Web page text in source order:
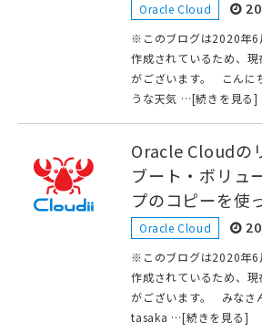
Oracle Cloud
※このブログは2020年6
作成されているため、
がございます。 こんに
うな天気 …[続きを見る]
Oracle Cloudの
ブート・ボリュ
プのコピーを使
Oracle Cloud
※このブログは2020年6
作成されているため、
がございます。 みなさ
tasaka …[続きを見る]